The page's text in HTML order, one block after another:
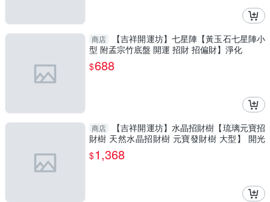
商店
【吉祥開運坊】七星陣【黃玉石七星陣小
型 附孟宗竹底盤 開運 招財 招偏財】淨化
$688
商店
【吉祥開運坊】水晶招財樹【琉璃元寶招
財樹 天然水晶招財樹 元寶發財樹 大型】 開光
擇日
$1,368